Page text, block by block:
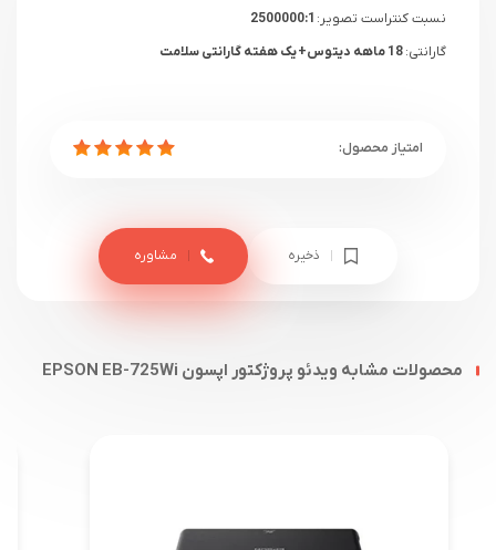
نسبت کنتراست تصویر:
گارانتی:
ذخیره مشاوره
محصولات مشابه ویدئو پروژکتور اپسون EPSON EB-725Wi